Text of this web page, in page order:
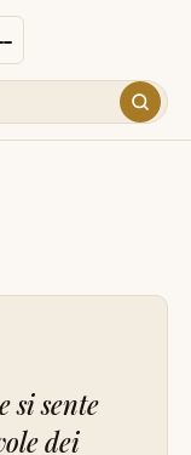
si sente
dei